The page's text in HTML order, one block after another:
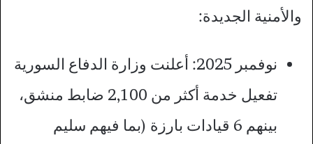
والأمنية الجديدة:
نوفمبر 2025: أعلنت وزارة الدفاع السورية
تفعيل خدمة أكثر من 2,100 ضابط منشق،
بينهم 6 قيادات بارزة (بما فيهم سليم